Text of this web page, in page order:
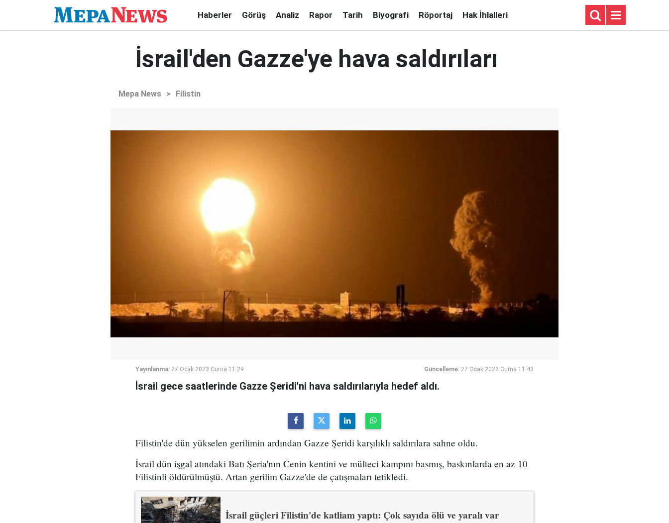
Haberler Görüş Analiz Rapor Tarih Biyografi Röportaj Hak İhlalleri
İsrail'den Gazze'ye hava saldırıları
Mepa News > Filistin
Yayınlanma: 27 Ocak 2023 Cuma 11:29 Güncelleme: 27 Ocak 2023 Cuma 11:43
İsrail gece saatlerinde Gazze Şeridi'ni hava saldırılarıyla hedef aldı.
Filistin'de dün yükselen gerilimin ardından Gazze Şeridi karşılıklı saldırılara sahne oldu.
İsrail dün işgal atındaki Batı Şeria'nın Cenin kentini ve mülteci kampını basmış, baskınlarda en az 10
Filistinli öldürülmüştü. Artan gerilim Gazze'de de çatışmaları tetikledi.
İsrail güçleri Filistin'de katliam yaptı: Çok sayıda ölü ve yaralı var